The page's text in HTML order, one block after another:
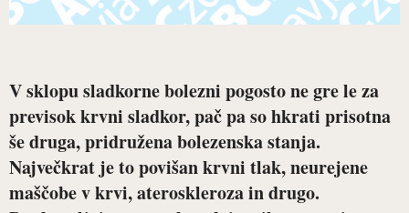
V sklopu sladkorne bolezni pogosto ne gre le za
previsok krvni sladkor, pač pa so hkrati prisotna
še druga, pridružena bolezenska stanja.
Največkrat je to povišan krvni tlak, neurejene
maščobe v krvi, ateroskleroza in drugo.